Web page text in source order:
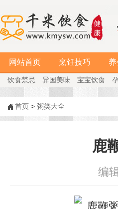
网站首页 烹饪技巧
饮食禁忌 异国美味 宝宝饮食
首页 > 粥类大全
鹿
编